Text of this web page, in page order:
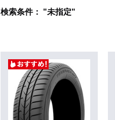
検索条件： "未指定"